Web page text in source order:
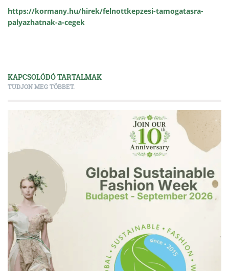
https://kormany.hu/hirek/felnottkepzesi-tamogatasra-
palyazhatnak-a-cegek
KAPCSOLÓDÓ TARTALMAK
TUDJON MEG TÖBBET.